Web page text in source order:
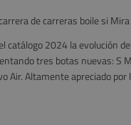
de carreras boile si
catálogo 2024 la evolución
tres botas nuevas: S
Air. Altamente apreciado por